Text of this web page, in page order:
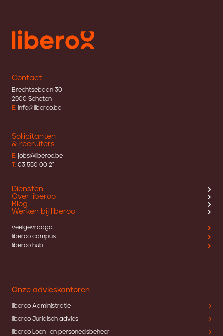
Contact
Brechtsebaan 30
2900 Schoten
E: info@liberoo.be
Sollicitanten
& recruiters
E: jobs@liberoo.be
T: 03 550 00 21
Diensten
Over liberoo
Blog
Werken bij liberoo
veelgevraagd
liberoo campus
liberoo hub
Onze advieskantoren
liberoo Administratie
liberoo Juridisch advies
liberoo Loon- en personeelsbeheer